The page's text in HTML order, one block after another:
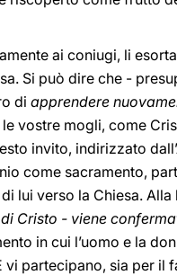
ai coniugi, li
Si può dire che -
di apprendere
vostre mogli, come
invito, indirizzato
come sacramento,
lui verso la Chiesa.
Cristo - viene
in cui l’uomo e la
vi partecipano, sia per il